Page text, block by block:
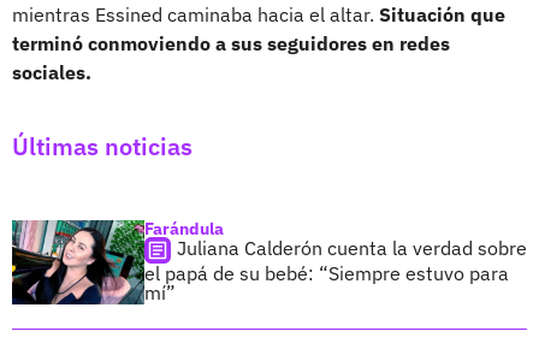
mientras Essined caminaba hacia el altar. Situación que
terminó conmoviendo a sus seguidores en redes
sociales.
Últimas noticias
Farándula
Juliana Calderón cuenta la verdad sobre
el papá de su bebé: “Siempre estuvo para
mí”